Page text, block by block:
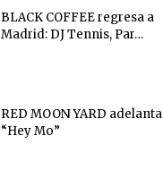
BLACK COFFEE regresa a
Madrid: DJ Tennis, Par…
RED MOON YARD adelanta
“Hey Mo”